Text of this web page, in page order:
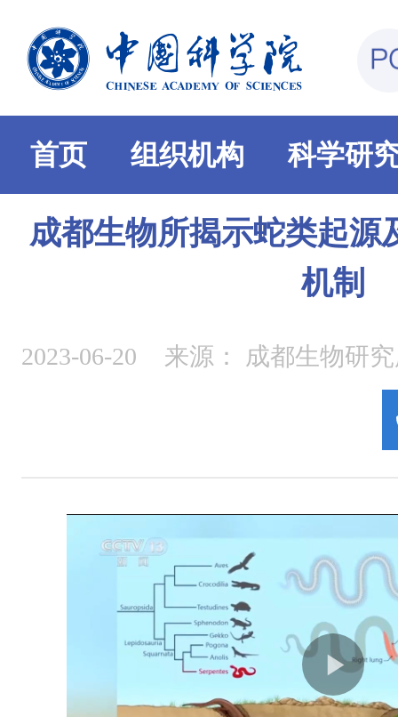
首页 组织机构 科学研
成都生物所揭示蛇类起源
机制
2023-06-20 来源： 成都生物研